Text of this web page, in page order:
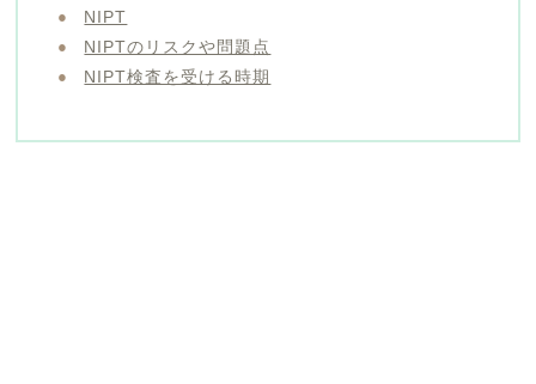
NIPT
NIPTのリスクや問題点
NIPT検査を受ける時期